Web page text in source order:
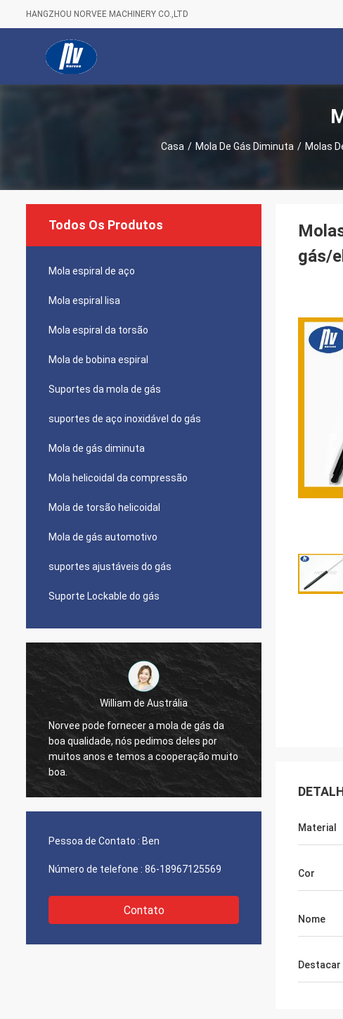
HANGZHOU NORVEE MACHINERY CO.,LTD
Casa / Mola De Gás Diminuta / Molas
Todos Os Produtos
Mola espiral de aço
Mola espiral lisa
Mola espiral da torsão
Mola de bobina espiral
Suportes da mola de gás
suportes de aço inoxidável do gás
Mola de gás diminuta
Mola helicoidal da compressão
Mola de torsão helicoidal
Mola de gás automotivo
suportes ajustáveis do gás
Suporte Lockable do gás
William de Austrália
Norvee pode fornecer a mola de gás da
boa qualidade, nós pedimos deles por
muitos anos e temos a cooperação muito
boa.
agora.
Pessoa de Contato : Ben
Número de telefone : 86-18967125569
Contato
gás/
Material
Cor
Nome
Destacar